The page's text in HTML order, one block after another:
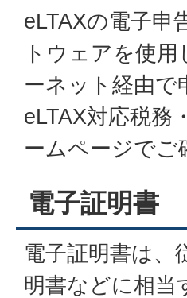
eLTAXの電子申
トウェアを使
ーネット経由で
eLTAX対応税務
ームページでご
電子証明書
電子証明書は、
明書などに相当